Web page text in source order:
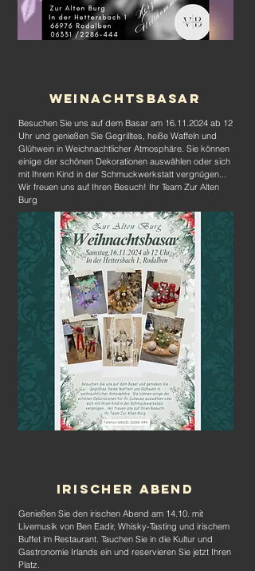
Weinachtsbasar
Besuchen Sie uns auf dem Basar am 16.11.2024 ab 12
Uhr und genießen Sie Gegrilltes, heiße Waffeln und
Glühwein in Weichnachtlicher Atmosphäre. Sie können
einige der schönen Dekorationen auswählen oder sich
mit Ihrem Kind in der Schmuckwerkstatt vergnügen...
Wir freuen uns auf Ihren Besuch! Ihr Team Zur Alten
Burg
Irischer Abend
Genießen Sie den irischen Abend am 14.10. mit
Livemusik von Ben Eadir, Whisky-Tasting und irischem
Buffet im Restaurant. Tauchen Sie in die Kultur und
Gastronomie Irlands ein und reservieren Sie jetzt Ihren
Platz.